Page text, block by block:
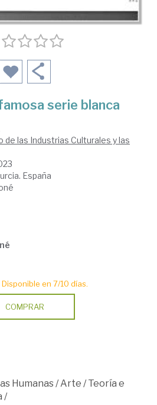
serie blanca
de las Industrias Culturales y las
España
Disponible en 7/10 días.
COMPRAR
Humanas/Arte /Teoría e
/